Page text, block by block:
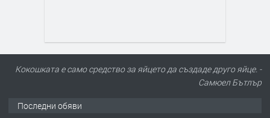
Кокошката е само средство за яйцето да създаде друго яйце. -
Самюел Бътлър
Последни обяви